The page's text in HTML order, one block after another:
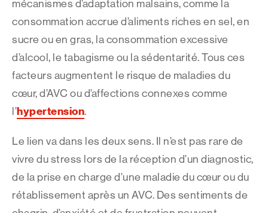
mécanismes d’adaptation malsains, comme la
consommation accrue d’aliments riches en sel, en
sucre ou en gras, la consommation excessive
d’alcool, le tabagisme ou la sédentarité. Tous ces
facteurs augmentent le risque de maladies du
cœur, d’AVC ou d’affections connexes comme
l’hypertension.
Le lien va dans les deux sens. Il n’est pas rare de
vivre du stress lors de la réception d’un diagnostic,
de la prise en charge d’une maladie du cœur ou du
rétablissement après un AVC. Des sentiments de